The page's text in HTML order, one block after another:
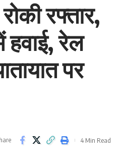
रफ्तार,
हवाई, रेल
पर
4 Min Read